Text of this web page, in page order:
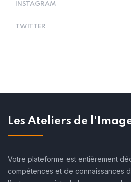
INSTAGRAM
TWITTER
Les Ateliers de
Votre plateforme est entièrement
compétences et de connaissances